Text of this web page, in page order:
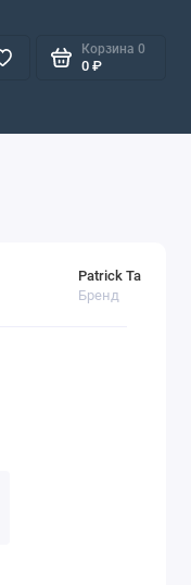
Корзина 0
0 ₽
Patrick Ta
Бренд